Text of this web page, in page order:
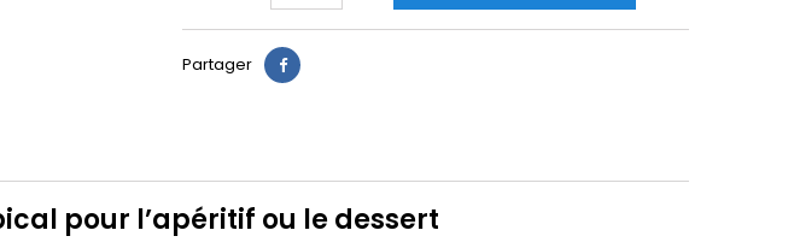
Partager
pour l’apéritif ou le dessert